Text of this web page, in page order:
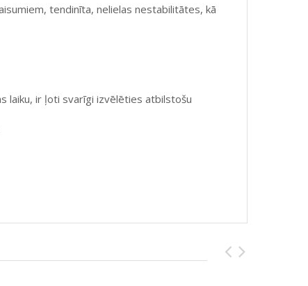
tendinīta, nelielas nestabilitātes, kā
laiku, ir ļoti svarīgi izvēlēties atbilstošu